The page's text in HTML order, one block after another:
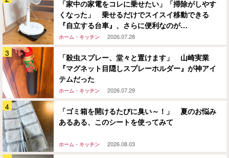
「家中の家電をコレに乗せたい」「掃除がしやす
くなった」 乗せるだけでスイスイ移動できる
『自立する台車』、さらに便利なのが…
ホーム・キッチン 2026.07.28
「殺虫スプレー、堂々と置けます」 山崎実業
『マグネット目隠しスプレーホルダー』が神アイ
テムだった
ホーム・キッチン 2026.07.29
「ゴミ箱を開けるたびに臭い～！」 夏のお悩み
あるある、このシートを使ってみて
ホーム・キッチン 2026.08.03